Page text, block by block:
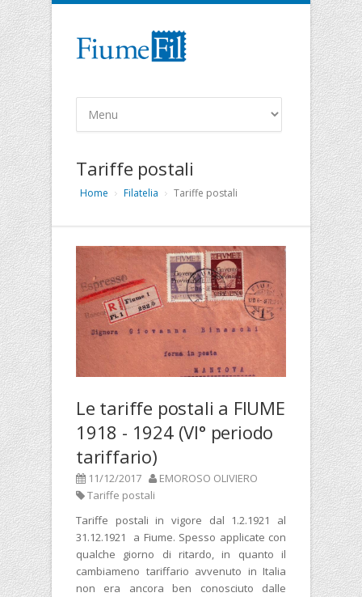
Tariffe postali
Home Filatelia Tariffe postali
Le tariffe postali a FIUME
1918 - 1924 (VI° periodo
tariffario)
11/12/2017
EMOROSO OLIVIERO
Tariffe postali
Tariffe postali in vigore dal 1.2.1921 al
31.12.1921 a Fiume. Spesso applicate con
qualche giorno di ritardo, in quanto il
cambiameno tariffario avvenuto in Italia
non era ancora ben conosciuto dalle